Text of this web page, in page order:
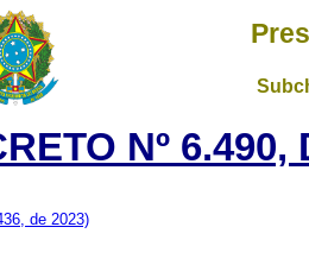
Nº
de 2023)